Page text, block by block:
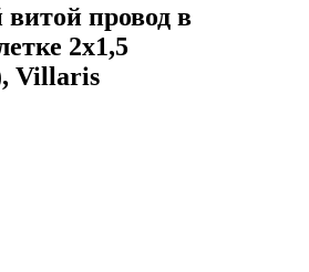
провод в
2х1,5
Villaris